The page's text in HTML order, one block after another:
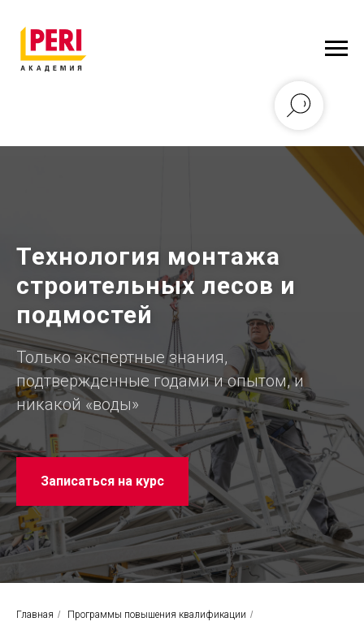
Технология монтажа
строительных лесов и
подмостей
Только экспертные знания,
подтвержденные годами и опытом, и
никакой «воды»
Записаться на курс
Главная / Программы повышения квалификации /